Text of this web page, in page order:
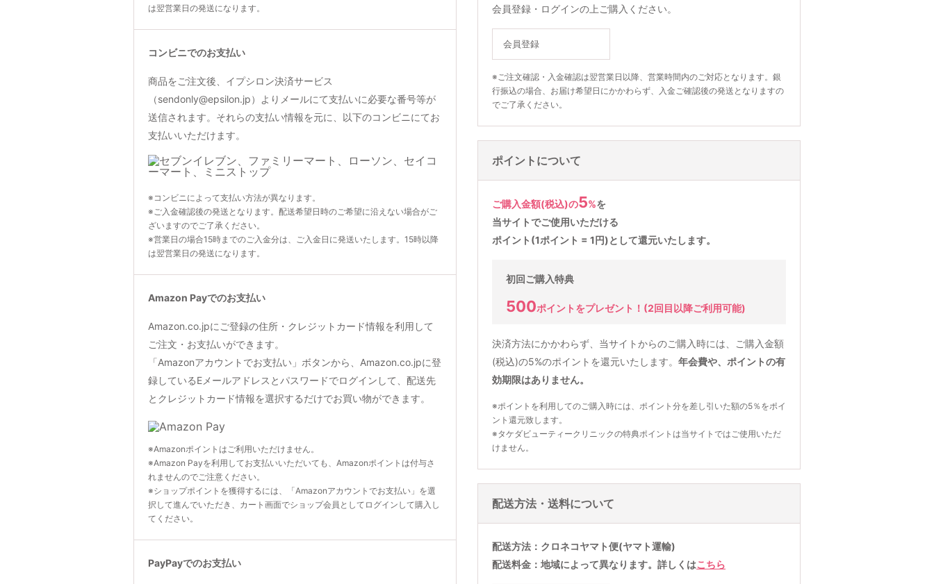
は翌営業日の発送になります。
コンビニでのお支払い
商品をご注文後、イプシロン決済サービス
（sendonly@epsilon.jp）よりメールにて支払いに必要な番号等が
送信されます。それらの支払い情報を元に、以下のコンビニにてお
支払いいただけます。
※コンビニによって支払い方法が異なります。
※ご入金確認後の発送となります。配送希望日時のご希望に沿えない場合がご
ざいますのでご了承ください。
※営業日の場合15時までのご入金分は、ご入金日に発送いたします。15時以降
は翌営業日の発送になります。
Amazon Payでのお支払い
Amazon.co.jpにご登録の住所・クレジットカード情報を利用して
ご注文・お支払いができます。
「Amazonアカウントでお支払い」ボタンから、Amazon.co.jpに登
録しているEメールアドレスとパスワードでログインして、配送先
とクレジットカード情報を選択するだけでお買い物ができます。
※Amazonポイントはご利用いただけません。
※Amazon Payを利用してお支払いいただいても、Amazonポイントは付与さ
れませんのでご注意ください。
※ショップポイントを獲得するには、「Amazonアカウントでお支払い」を選
択して進んでいただき、カート画面でショップ会員としてログインして購入し
てください。
PayPayでのお支払い
会員登録・ログインの上ご購入ください。
会員登録
※ご注文確認・入金確認は翌営業日以降、営業時間内のご対応となります。銀
行振込の場合、お届け希望日にかかわらず、入金ご確認後の発送となりますの
でご了承ください。
ポイントについて
ご購入金額(税込)の5%を
当サイトでご使用いただける
ポイント(1ポイント = 1円)として還元いたします。
初回ご購入特典
500ポイントをプレゼント！ (2回目以降ご利用可能)
決済方法にかかわらず、当サイトからのご購入時には、ご購入金額
(税込)の5%のポイントを還元いたします。 年会費や、ポイントの有
効期限はありません。
※ポイントを利用してのご購入時には、ポイント分を差し引いた額の5％をポイ
ント還元致します。
※タケダビューティークリニックの特典ポイントは当サイトではご使用いただ
けません。
配送方法・送料について
配送方法
クロネコヤマト便(ヤマト運輸)
配送料金
地域によって異なります。詳しくはこちら